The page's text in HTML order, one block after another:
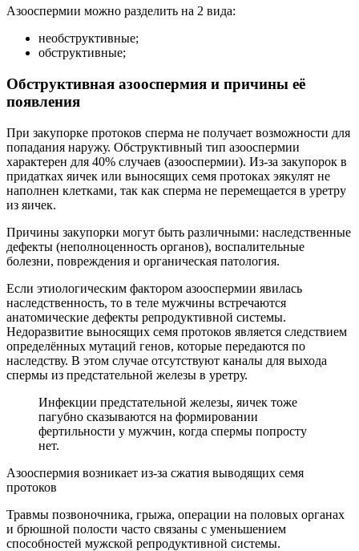
Азооспермии можно разделить на 2 вида:
необструктивные;
обструктивные;
Обструктивная азооспермия и причины её
появления
При закупорке протоков сперма не получает возможности для
попадания наружу. Обструктивный тип азооспермии
характерен для 40% случаев (азооспермии). Из-за закупорок в
придатках яичек или выносящих семя протоках эякулят не
наполнен клетками, так как сперма не перемещается в уретру
из яичек.
Причины закупорки могут быть различными: наследственные
дефекты (неполноценность органов), воспалительные
болезни, повреждения и органическая патология.
Если этиологическим фактором азооспермии явилась
наследственность, то в теле мужчины встречаются
анатомические дефекты репродуктивной системы.
Недоразвитие выносящих семя протоков является следствием
определённых мутаций генов, которые передаются по
наследству. В этом случае отсутствуют каналы для выхода
спермы из предстательной железы в уретру.
Инфекции предстательной железы, яичек тоже
пагубно сказываются на формировании
фертильности у мужчин, когда спермы попросту
нет.
Азооспермия возникает из-за сжатия выводящих семя
протоков
Травмы позвоночника, грыжа, операции на половых органах
и брюшной полости часто связаны с уменьшением
способностей мужской репродуктивной системы.